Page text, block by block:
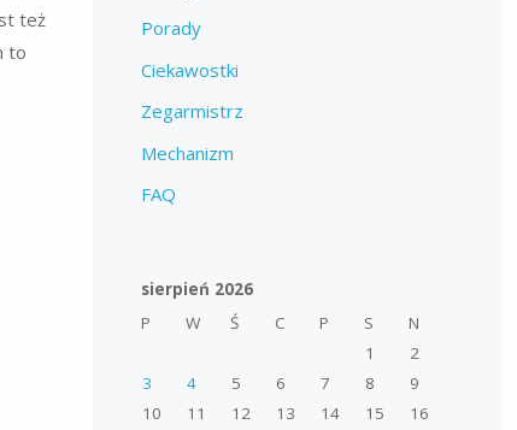
też
to
Porady
Ciekawostki
Zegarmistrz
Mechanizm
FAQ
sierpień 2026
P
W Ś C P S
N
1
2
3
4 5 6 7 8
9
10
11 12 13 14 15
16